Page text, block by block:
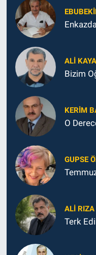
ALI KAYA
Bizim
KERIM
O
GUPSE
ALI
Terk